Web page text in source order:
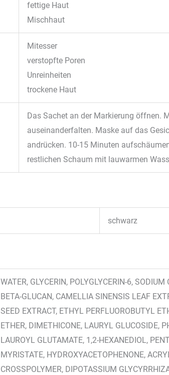
fettige Haut
Mischhaut
Mitesser
verstopfte Poren
Unreinheiten
trockene Haut
Das Sachet an der Markierung öffnen.
auseinanderfalten. Maske auf das
andrücken. 10-15 Minuten
restlichen Schaum mit lauwarmen
schwarz
WATER, GLYCERIN, POLYGLYCERIN-6,
BETA-GLUCAN, CAMELLIA SINENSIS LEAF
SEED EXTRACT, ETHYL PERFLUOROBUTYL
ETHER, DIMETHICONE, LAURYL GLUCOSIDE,
LAUROYL GLUTAMATE, 1,2-HEXANEDIOL,
MYRISTATE, HYDROXYACETOPHENONE,
CROSSPOLYMER, DIPOTASSIUM